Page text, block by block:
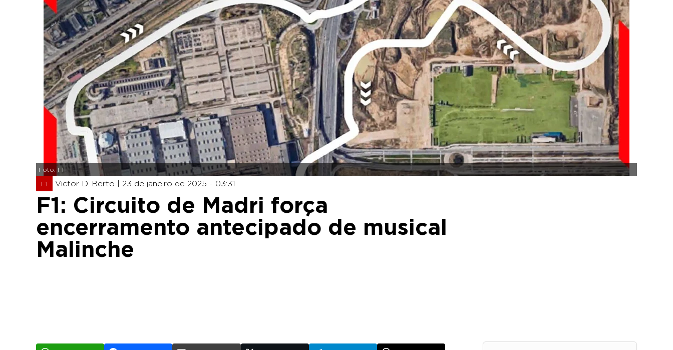
Foto: F1
F1 Victor D. Berto | 23 de janeiro de 2025 - 03:31
F1: Circuito de Madri força
encerramento antecipado de musical
Malinche